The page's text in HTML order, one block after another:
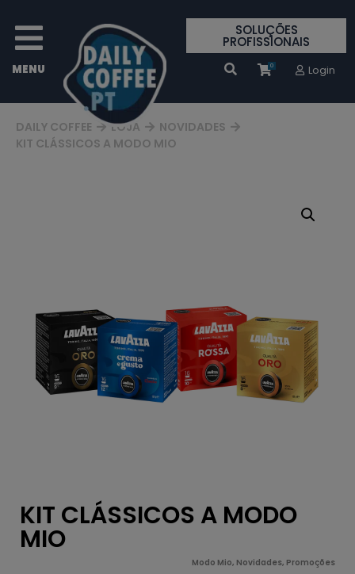
SOLUÇÕES
PROFISSIONAIS
0 Login
DAILY COFFEE LOJA
NOVIDADES
KIT CLÁSSICOS A MODO MIO
KIT CLÁSSICOS A MODO
MIO
Modo Mio, Novidades, Promoções